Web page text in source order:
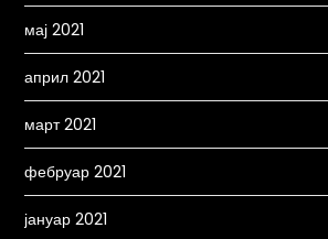
мај 2021
април 2021
март 2021
фебруар 2021
јануар 2021